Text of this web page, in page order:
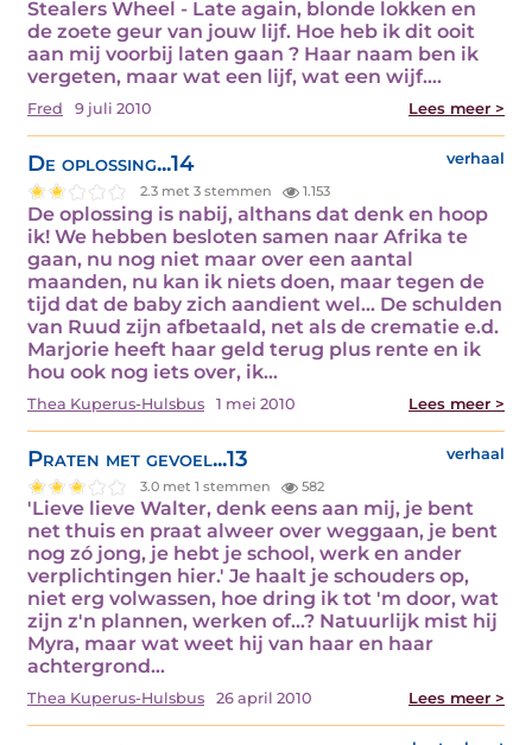
Stealers Wheel - Late again, blonde lokken en
de zoete geur van jouw lijf. Hoe heb ik dit ooit
aan mij voorbij laten gaan ? Haar naam ben ik
vergeten, maar wat een lijf, wat een wijf.…
Fred 9 juli 2010 Lees meer >
De oplossing...14 verhaal
2.3 met 3 stemmen 1.153
De oplossing is nabij, althans dat denk en hoop
ik! We hebben besloten samen naar Afrika te
gaan, nu nog niet maar over een aantal
maanden, nu kan ik niets doen, maar tegen de
tijd dat de baby zich aandient wel... De schulden
van Ruud zijn afbetaald, net als de crematie e.d.
Marjorie heeft haar geld terug plus rente en ik
hou ook nog iets over, ik…
Thea Kuperus-Hulsbus 1 mei 2010 Lees meer >
Praten met gevoel...13 verhaal
3.0 met 1 stemmen 582
'Lieve lieve Walter, denk eens aan mij, je bent
net thuis en praat alweer over weggaan, je bent
nog zó jong, je hebt je school, werk en ander
verplichtingen hier.' Je haalt je schouders op,
niet erg volwassen, hoe dring ik tot 'm door, wat
zijn z'n plannen, werken of...? Natuurlijk mist hij
Myra, maar wat weet hij van haar en haar
achtergrond…
Thea Kuperus-Hulsbus 26 april 2010 Lees meer >